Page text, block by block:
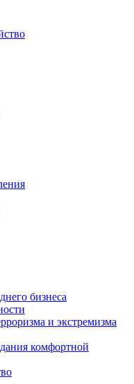
бизнеса
и экстремизма
комфортной